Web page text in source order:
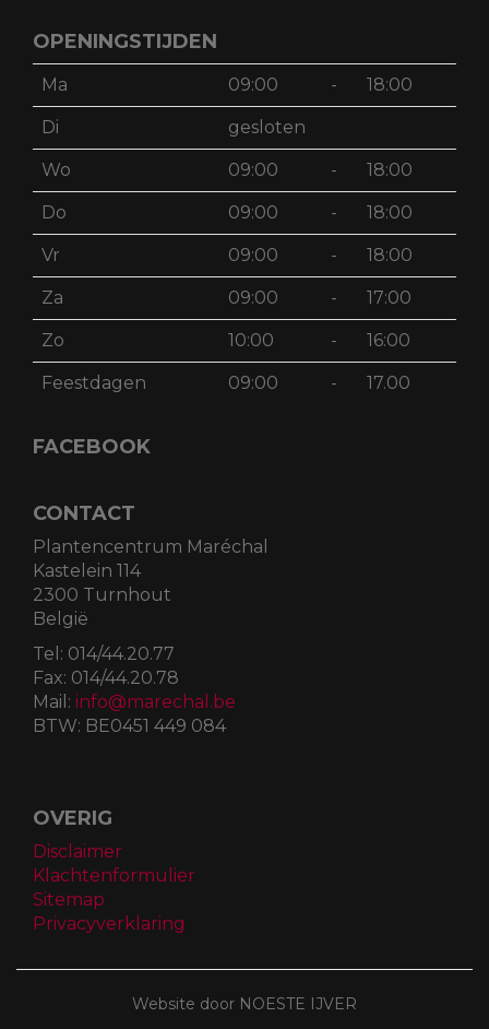
OPENINGSTIJDEN
Ma 09:00 - 18:00
Di gesloten
Wo 09:00 - 18:00
Do 09:00 - 18:00
Vr 09:00 - 18:00
Za 09:00 - 17:00
Zo 10:00 - 16:00
Feestdagen 09:00 - 17.00
FACEBOOK
CONTACT
Plantencentrum Maréchal
Kastelein 114
2300 Turnhout
België
Tel: 014/44.20.77
Fax: 014/44.20.78
Mail: info@marechal.be
BTW: BE0451 449 084
OVERIG
Disclaimer
Klachtenformulier
Sitemap
Privacyverklaring
Website door NOESTE IJVER